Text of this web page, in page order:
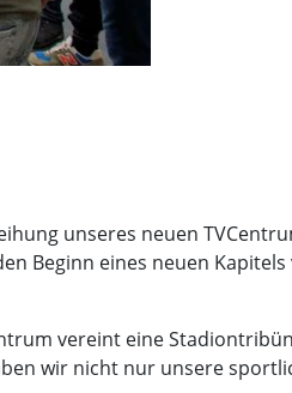
unseres neuen
Beginn eines neuen
vereint eine
wir nicht nur unsere